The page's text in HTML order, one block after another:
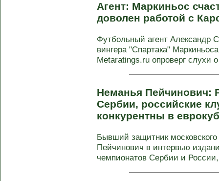
Агент: Маркиньос
доволен работой с
Футбольный агент Александр
вингера "Спартака"
Metaratings.ru опроверг слухи
Неманья Пейчинович:
Сербии, российские
конкурентны в
Бывший защитник
Пейчинович в интервью
чемпионатов Сербии и